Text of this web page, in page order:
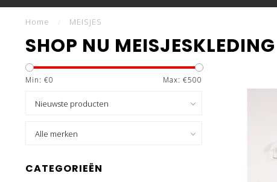
Home MEISJES
SHOP NU MEISJESKLEDING
Min: €0 Max: €500
CATEGORIEËN